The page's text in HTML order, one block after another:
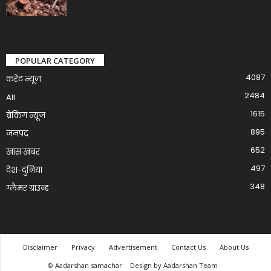
POPULAR CATEGORY
करेंट न्यूज़
4087
All
2484
ब्रेकिंग न्यूज
1615
जनपद
895
खास खबर
652
देश-दुनिया
497
ग्लैमर ग्राउन्ड
348
Disclaimer Privacy Advertisement Contact Us
About Us
© Aadarshan samachar
Design by Aadarshan Team